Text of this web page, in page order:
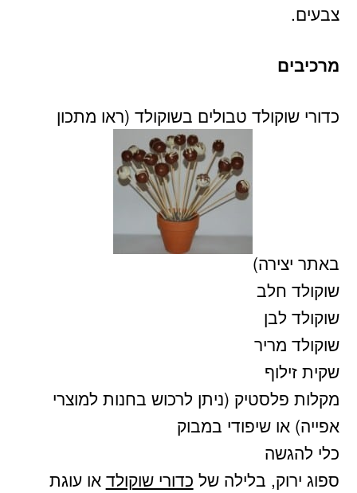
צבעים.
מרכיבים
כדורי שוקולד טבולים בשוקולד (ראו מתכון
באתר יצירה)
שוקולד חלב
שוקולד לבן
שוקולד מריר
שקית זילוף
מקלות פלסטיק (ניתן לרכוש בחנות למוצרי
אפייה) או שיפודי במבוק
כלי להגשה
ספוג ירוק, בלילה של כדורי שוקולד או עוגת